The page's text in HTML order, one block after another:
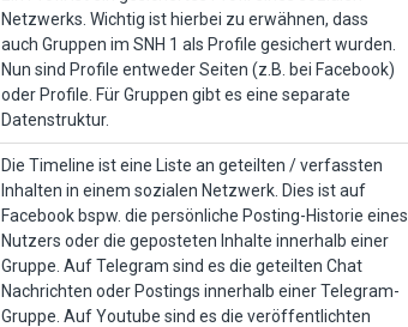
Netzwerks. Wichtig ist hierbei zu erwähnen, dass
auch Gruppen im SNH 1 als Profile gesichert wurden.
Nun sind Profile entweder Seiten (z.B. bei Facebook)
oder Profile. Für Gruppen gibt es eine separate
Datenstruktur.
Die Timeline ist eine Liste an geteilten / verfassten
Inhalten in einem sozialen Netzwerk. Dies ist auf
Facebook bspw. die persönliche Posting-Historie eines
Nutzers oder die geposteten Inhalte innerhalb einer
Gruppe. Auf Telegram sind es die geteilten Chat
Nachrichten oder Postings innerhalb einer Telegram-
Gruppe. Auf Youtube sind es die veröffentlichten